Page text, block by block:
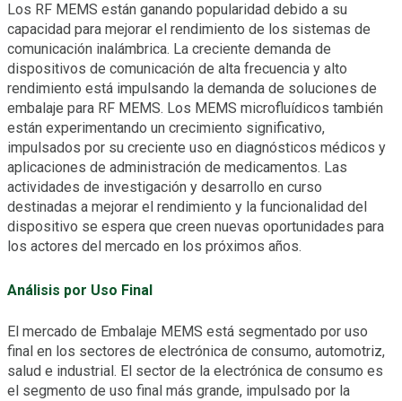
Los RF MEMS están ganando popularidad debido a su
capacidad para mejorar el rendimiento de los sistemas de
comunicación inalámbrica. La creciente demanda de
dispositivos de comunicación de alta frecuencia y alto
rendimiento está impulsando la demanda de soluciones de
embalaje para RF MEMS. Los MEMS microfluídicos también
están experimentando un crecimiento significativo,
impulsados por su creciente uso en diagnósticos médicos y
aplicaciones de administración de medicamentos. Las
actividades de investigación y desarrollo en curso
destinadas a mejorar el rendimiento y la funcionalidad del
dispositivo se espera que creen nuevas oportunidades para
los actores del mercado en los próximos años.
Análisis por Uso Final
El mercado de Embalaje MEMS está segmentado por uso
final en los sectores de electrónica de consumo, automotriz,
salud e industrial. El sector de la electrónica de consumo es
el segmento de uso final más grande, impulsado por la